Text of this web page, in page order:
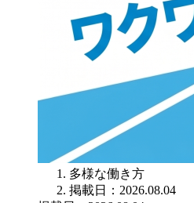
多様な働き方
掲載日：2026.08.04